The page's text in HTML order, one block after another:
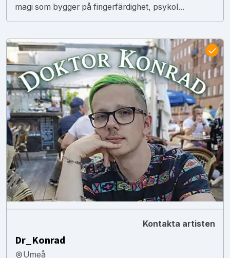
magi som bygger på fingerfärdighet, psykol...
Kontakta artisten
Dr_Konrad
Umeå